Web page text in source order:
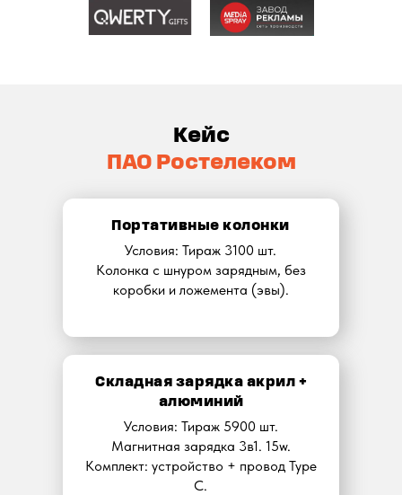
Кейс
ПАО Ростелеком
Портативные колонки
Условия: Тираж 3100 шт.
Колонка с шнуром зарядным, без
коробки и ложемента (эвы).
Складная зарядка акрил +
алюминий
Условия: Тираж 5900 шт.
Магнитная зарядка 3в1. 15w.
Комплект: устройство + провод Type
C.